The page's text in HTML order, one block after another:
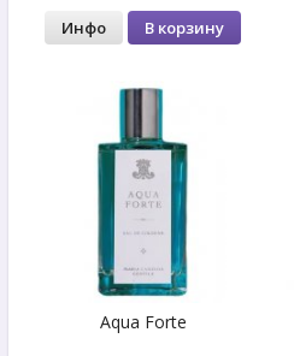
Инфо В корзину
Aqua Forte